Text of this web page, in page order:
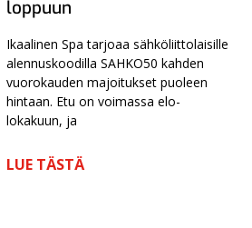
loppuun
Ikaalinen Spa tarjoaa sähköliittolaisille
alennuskoodilla SAHKO50 kahden
vuorokauden majoitukset puoleen
hintaan. Etu on voimassa elo-
lokakuun, ja
LUE TÄSTÄ